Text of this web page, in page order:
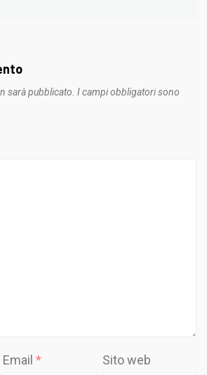
sarà pubblicato. I campi obbligatori sono
Email* Sito web